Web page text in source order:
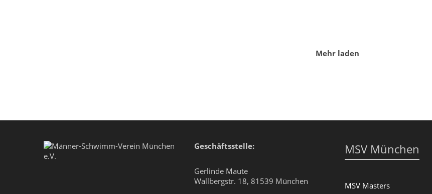
Mehr laden
Geschäftsstelle:
Gerlinde Maute
Wallbergstr. 18, 81539 München
MSV München
MSV Masters